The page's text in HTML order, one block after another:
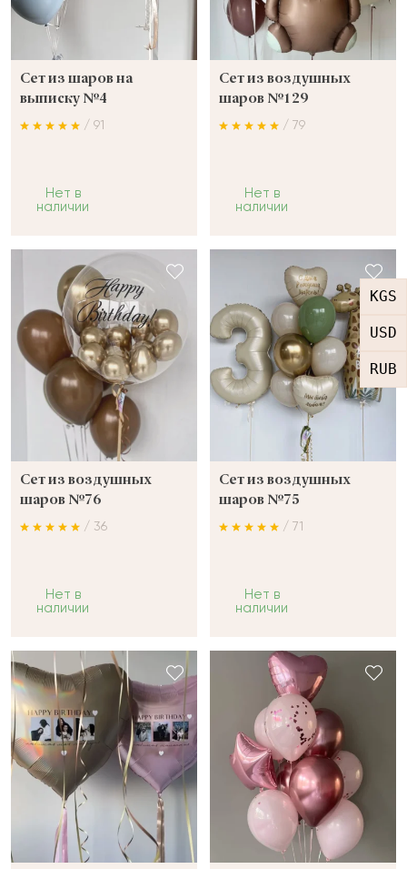
KGS
USD
RUB
Сет из шаров на
выписку №4
/ 91
Нет в
наличии
Сет из воздушных
шаров №129
/ 79
Нет в
наличии
Сет из воздушных
шаров №76
/ 36
Нет в
наличии
Сет из воздушных
шаров №75
/ 71
Нет в
наличии